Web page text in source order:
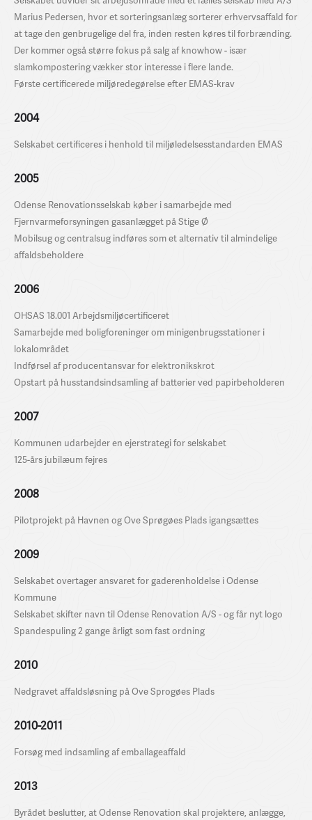
Marius Pedersen, hvor et sorteringsanlæg sorterer erhvervsaffald for
at tage den genbrugelige del fra, inden resten køres til forbrænding.
Der kommer også større fokus på salg af knowhow - især
slamkompostering vækker stor interesse i flere lande.
Første certificerede miljøredegørelse efter EMAS-krav
2004
Selskabet certificeres i henhold til miljøledelsesstandarden EMAS
2005
Odense Renovationsselskab køber i samarbejde med
Fjernvarmeforsyningen gasanlægget på Stige Ø
Mobilsug og centralsug indføres som et alternativ til almindelige
affaldsbeholdere
2006
OHSAS 18.001 Arbejdsmiljøcertificeret
Samarbejde med boligforeninger om minigenbrugsstationer i
lokalområdet
Indførsel af producentansvar for elektronikskrot
Opstart på husstandsindsamling af batterier ved papirbeholderen
2007
Kommunen udarbejder en ejerstrategi for selskabet
125-års jubilæum fejres
2008
Pilotprojekt på Havnen og Ove Sprøgøes Plads igangsættes
2009
Selskabet overtager ansvaret for gaderenholdelse i Odense
Kommune
Selskabet skifter navn til Odense Renovation A/S - og får nyt logo
Spandespuling 2 gange årligt som fast ordning
2010
Nedgravet affaldsløsning på Ove Sprogøes Plads
2010-2011
Forsøg med indsamling af emballageaffald
2013
Byrådet beslutter, at Odense Renovation skal projektere, anlægge,